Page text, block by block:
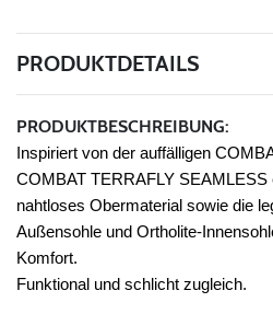
PRODUKTDETAILS
PRODUKTBESCHREIBUNG:
Inspiriert von der auffälligen
COMBAT TERRAFLY SEAMLESS
nahtloses Obermaterial sowie die
Außensohle und Ortholite-
Komfort.
Funktional und schlicht zugleich.